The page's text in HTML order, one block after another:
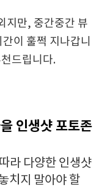
지만, 중간중간 뷰
간이 훌쩍 지나갑니
드립니다.
인생샷 포토존
라 다양한 인생샷
치지 말아야 할